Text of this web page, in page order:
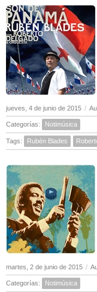
jueves, 4 de junio de 2015 /
Categorías: Notimúsica
Tags: Rubén Blades
martes, 2 de junio de 2015 /
Categorías: Notimúsica